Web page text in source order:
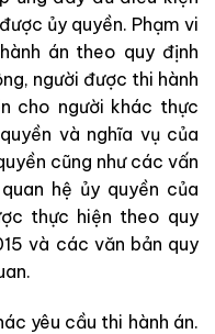
ủy quyền. Phạm vi
án theo quy định
người được thi hành
cho người khác thực
và nghĩa vụ của
cũng như các vấn
hệ ủy quyền của
thực hiện theo quy
và các văn bản quy
yêu cầu thi hành án.